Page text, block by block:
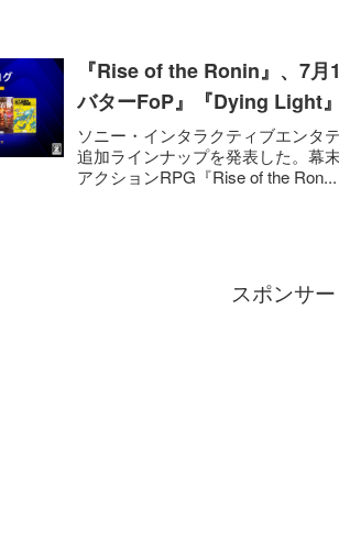
『Rise of the Ronin』、7
バターFoP』『Dying Light
ソニー・インタラクティブエンタ
追加ラインナップを発表した。幕
アクションRPG『Rise of the Ron...
スポンサ